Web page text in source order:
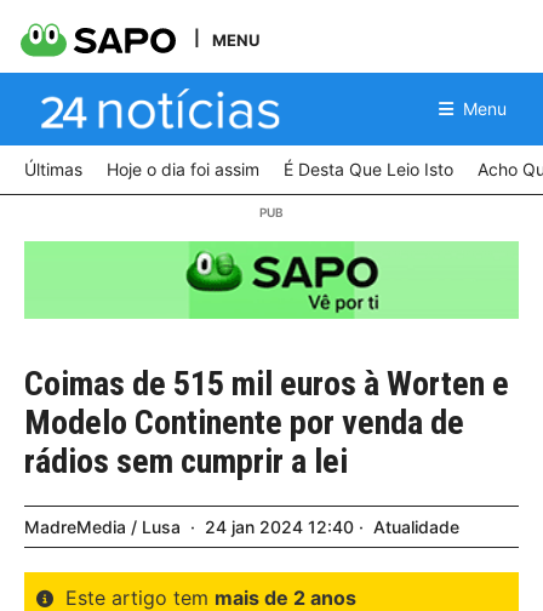
MENU
Menu
Últimas Hoje o dia foi assim É Desta Que Leio Isto Acho
Coimas de 515 mil euros à Worten e
Modelo Continente por venda de
rádios sem cumprir a lei
MadreMedia / Lusa 24 jan 2024 12:40 Atualidade
Este artigo tem mais de 2 anos